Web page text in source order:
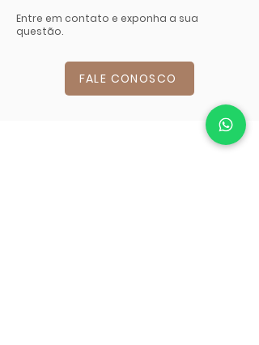
Entre em contato e exponha a sua
questão.
FALE CONOSCO